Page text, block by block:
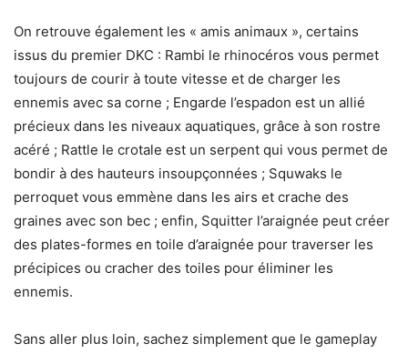
On retrouve également les « amis animaux », certains
issus du premier DKC : Rambi le rhinocéros vous permet
toujours de courir à toute vitesse et de charger les
ennemis avec sa corne ; Engarde l’espadon est un allié
précieux dans les niveaux aquatiques, grâce à son rostre
acéré ; Rattle le crotale est un serpent qui vous permet de
bondir à des hauteurs insoupçonnées ; Squwaks le
perroquet vous emmène dans les airs et crache des
graines avec son bec ; enfin, Squitter l’araignée peut créer
des plates-formes en toile d’araignée pour traverser les
précipices ou cracher des toiles pour éliminer les
ennemis.
Sans aller plus loin, sachez simplement que le gameplay